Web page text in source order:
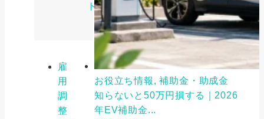
ト
雇
用
調
整
お役立ち情報, 補助金・助成金
知らないと50万円損する｜2026
年EV補助金...